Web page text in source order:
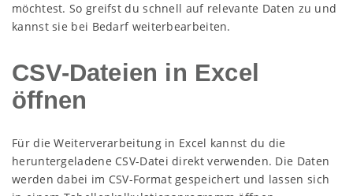
möchtest. So greifst du schnell auf relevante Daten zu und
kannst sie bei Bedarf weiterbearbeiten.
CSV-Dateien in Excel
öffnen
Für die Weiterverarbeitung in Excel kannst du die
heruntergeladene CSV-Datei direkt verwenden. Die Daten
werden dabei im CSV-Format gespeichert und lassen sich